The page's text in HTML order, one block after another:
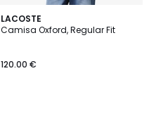
LACOSTE
Camisa Oxford, Regular Fit
120.00 €